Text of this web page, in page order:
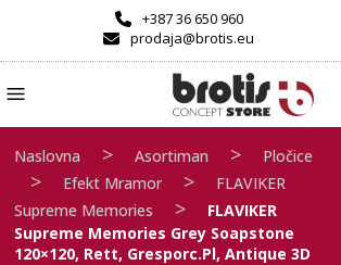
+387 36 650 960
prodaja@brotis.eu
Naslovna > Asortiman > Pločice
> Efekt Mramor >
FLAVIKER
Supreme Memories
>
FLAVIKER
Supreme Memories Grey Soapstone
120×120, Rett, Gresporc.pl, Antique 3D